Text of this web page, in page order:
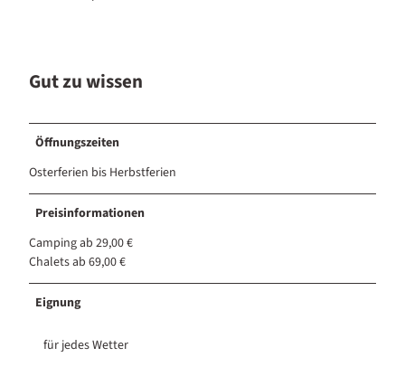
Gut zu wissen
Öffnungszeiten
Osterferien bis Herbstferien
Preisinformationen
Camping ab 29,00 €
Chalets ab 69,00 €
Eignung
für jedes Wetter